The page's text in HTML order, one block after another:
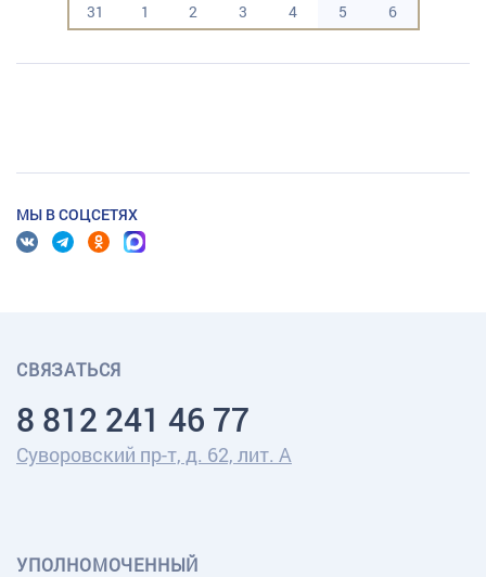
31
1 2 3 4 5 6
МЫ В СОЦСЕТЯХ
СВЯЗАТЬСЯ
8 812 241 46 77
Суворовский пр-т, д. 62, лит. А
УПОЛНОМОЧЕННЫЙ